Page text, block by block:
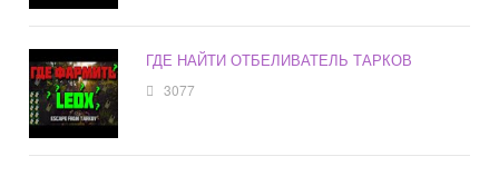
ГДЕ НАЙТИ ОТБЕЛИВАТЕЛЬ ТАРКОВ
3077